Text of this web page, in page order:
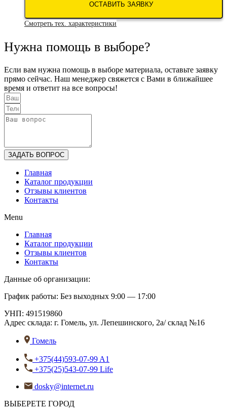
ОСТАВИТЬ ЗАЯВКУ
Смотреть тех. характеристики
Нужна помощь в выборе?
Если вам нужна помощь в выборе материала, оставьте заявку
прямо сейчас. Наш менеджер свяжется с Вами в ближайшее
время и ответит на все вопросы!
ЗАДАТЬ ВОПРОС
Главная
Каталог продукции
Отзывы клиентов
Контакты
Menu
Главная
Каталог продукции
Отзывы клиентов
Контакты
Данные об организации:
График работы: Без выходных 9:00 — 17:00
УНП: 491519860
Адрес склада: г. Гомель, ул. Лепешинского, 2а/ склад №16
Гомель
+375(44)593-07-99 A1
+375(25)543-07-99 Life
dosky@internet.ru
ВЫБЕРЕТЕ ГОРОД